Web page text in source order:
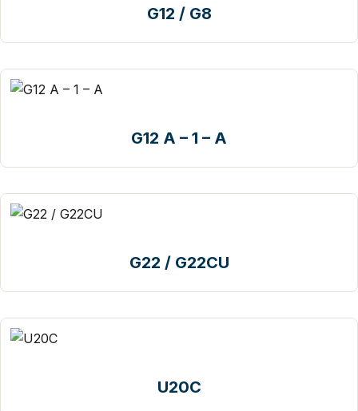
G12 / G8
G12 A – 1 – A
G22 / G22CU
U20C